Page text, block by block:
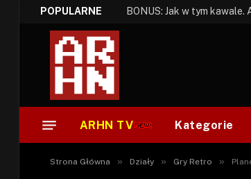
POPULARNE
ARHN TV Kategorie
Strona Główna » Działy » Gry Retro »